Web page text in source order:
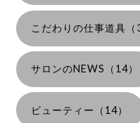
こだわりの仕事道具（3
サロンのNEWS（14）
ビューティー（14）